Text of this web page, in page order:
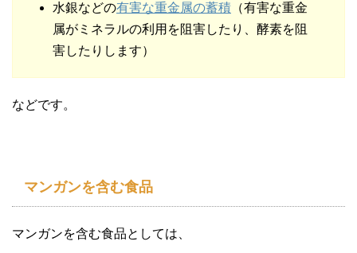
水銀などの有害な重金属の蓄積 （有害な重金
属がミネラルの利用を阻害したり、酵素を阻
害したりします）
などです。
マンガンを含む食品
マンガンを含む食品としては、